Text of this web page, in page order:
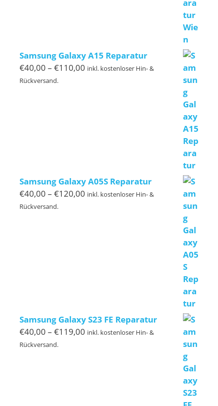
Samsung Galaxy A15 Reparatur
€40,00 – €110,00 Preisspanne:
inkl. kostenloser Hin- &
Rückversand.
Samsung Galaxy A05S Reparatur
€40,00 – €120,00 Preisspanne:
inkl. kostenloser Hin- &
Rückversand.
Samsung Galaxy S23 FE Reparatur
€40,00 – €119,00 Preisspanne:
inkl. kostenloser Hin- &
Rückversand.